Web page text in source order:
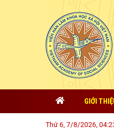
GIỚI
Thứ 6, 7/8/2026,